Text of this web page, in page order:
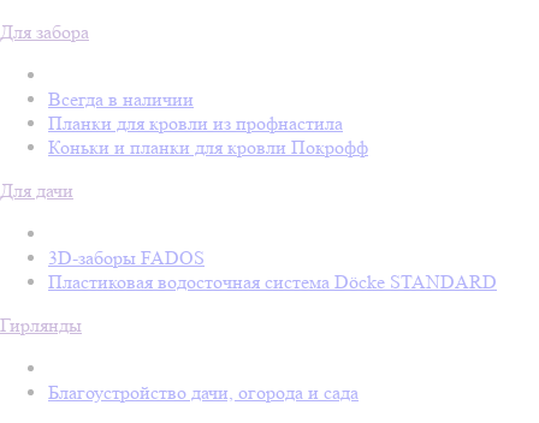
Для забора
Всегда в наличии
Планки для кровли из профнастила
Коньки и планки для кровли Покрофф
Для дачи
3D-заборы FADOS
Пластиковая водосточная система Döcke STANDARD
Гирлянды
Благоустройство дачи, огорода и сада